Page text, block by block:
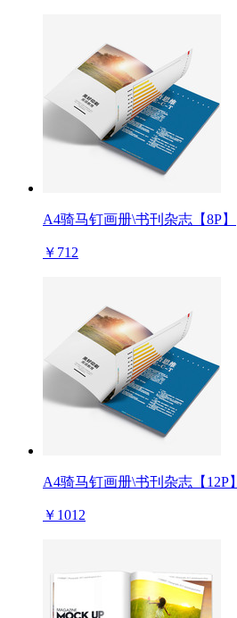
A4骑马钉画册\书刊杂志【8P】
￥712
A4骑马钉画册\书刊杂志【12P】
￥1012